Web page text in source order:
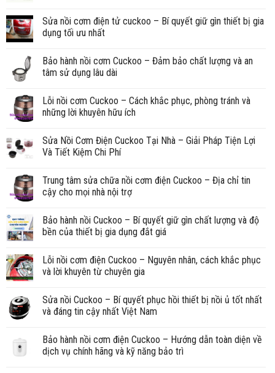
Sửa nồi cơm điện tử cuckoo – Bí quyết giữ gìn thiết bị gia
dụng tối ưu nhất
Bảo hành nồi cơm Cuckoo – Đảm bảo chất lượng và an
tâm sử dụng lâu dài
Lỗi nồi cơm Cuckoo – Cách khắc phục, phòng tránh và
những lời khuyên hữu ích
Sửa Nồi Cơm Điện Cuckoo Tại Nhà – Giải Pháp Tiện Lợi
Và Tiết Kiệm Chi Phí
Trung tâm sửa chữa nồi cơm điện Cuckoo – Địa chỉ tin
cậy cho mọi nhà nội trợ
Bảo hành nồi Cuckoo – Bí quyết giữ gìn chất lượng và độ
bền của thiết bị gia dụng đắt giá
Lỗi nồi cơm điện Cuckoo – Nguyên nhân, cách khắc phục
và lời khuyên từ chuyên gia
Sửa nồi Cuckoo – Bí quyết phục hồi thiết bị nồi ủ tốt nhất
và đáng tin cậy nhất Việt Nam
Bảo hành nồi cơm điện Cuckoo – Hướng dẫn toàn diện về
dịch vụ chính hãng và kỹ năng bảo trì